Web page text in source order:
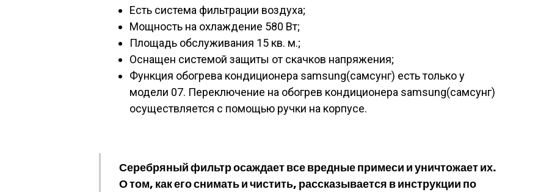
Есть система фильтрации воздуха;
Мощность на охлаждение 580 Вт;
Площадь обслуживания 15 кв. м.;
Оснащен системой защиты от скачков напряжения;
Функция обогрева кондиционера samsung(самсунг) есть только у
модели 07. Переключение на обогрев кондиционера samsung(самсунг)
осуществляется с помощью ручки на корпусе.
Серебряный фильтр осаждает все вредные примеси и уничтожает их.
О том, как его снимать и чистить, рассказывается в инструкции по